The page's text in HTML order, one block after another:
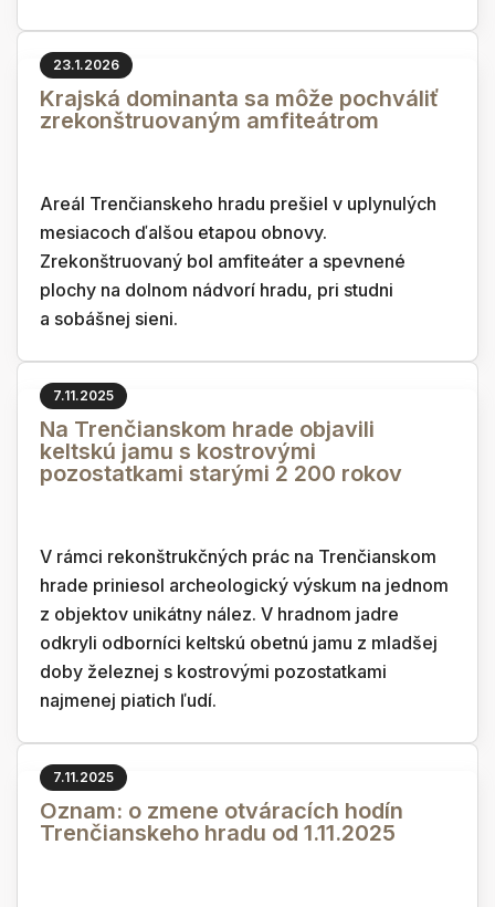
23.1.2026
Krajská dominanta sa môže pochváliť
zrekonštruovaným amfiteátrom
Areál Trenčianskeho hradu prešiel v uplynulých
mesiacoch ďalšou etapou obnovy.
Zrekonštruovaný bol amfiteáter a spevnené
plochy na dolnom nádvorí hradu, pri studni
a sobášnej sieni.
7.11.2025
Na Trenčianskom hrade objavili
keltskú jamu s kostrovými
pozostatkami starými 2 200 rokov
V rámci rekonštrukčných prác na Trenčianskom
hrade priniesol archeologický výskum na jednom
z objektov unikátny nález. V hradnom jadre
odkryli odborníci keltskú obetnú jamu z mladšej
doby železnej s kostrovými pozostatkami
najmenej piatich ľudí.
7.11.2025
Oznam: o zmene otváracích hodín
Trenčianskeho hradu od 1.11.2025